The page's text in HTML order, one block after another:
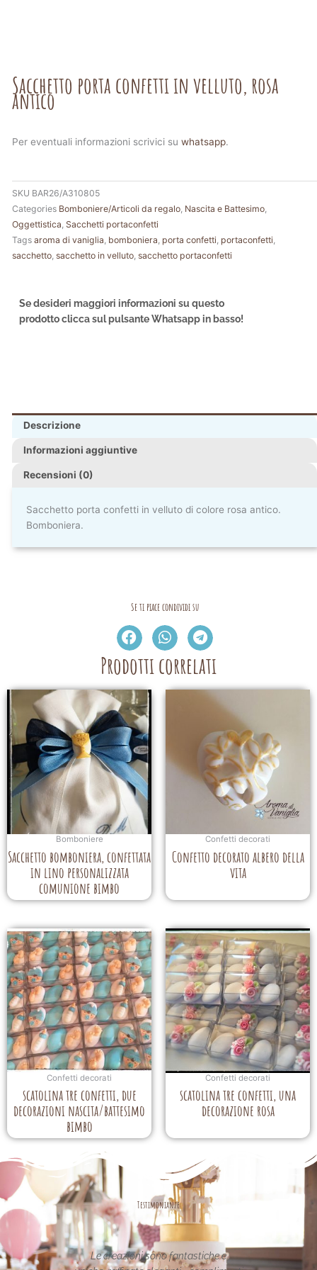
Sacchetto porta confetti in velluto, rosa
antico
Per eventuali informazioni scrivici su whatsapp.
SKU BAR26/A310805
Categories Bomboniere/Articoli da regalo Nascita e Battesimo
Oggettistica Sacchetti portaconfetti
Tags aroma di vaniglia bomboniera porta confetti portaconfetti
sacchetto sacchetto in velluto sacchetto portaconfetti
Se desideri maggiori informazioni su questo
prodotto clicca sul pulsante Whatsapp in basso!
Descrizione
Informazioni aggiuntive
Recensioni (0)
Sacchetto porta confetti in velluto di colore rosa antico.
Bomboniera.
Se ti piace condividi su
Prodotti correlati
Bomboniere
Sacchetto bomboniera, confettata
in lino personalizzata
comunione bimbo
Confetti decorati
Confetto decorato albero della
vita
Confetti decorati
scatolina tre confetti, due
decorazioni nascita/battesimo
bimbo
Confetti decorati
scatolina tre confetti, una
decorazione rosa
Testimonianze
nel
Le creazioni sono fantastiche e